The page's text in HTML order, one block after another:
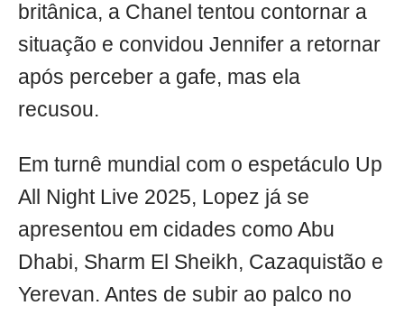
britânica, a Chanel tentou contornar a
situação e convidou Jennifer a retornar
após perceber a gafe, mas ela
recusou.
Em turnê mundial com o espetáculo Up
All Night Live 2025, Lopez já se
apresentou em cidades como Abu
Dhabi, Sharm El Sheikh, Cazaquistão e
Yerevan. Antes de subir ao palco no